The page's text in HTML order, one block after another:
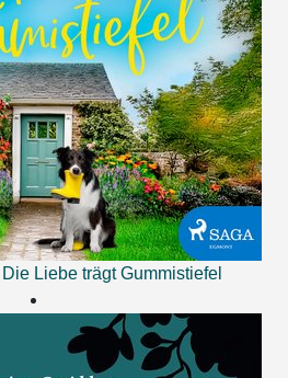
Die Liebe trägt Gummistiefel